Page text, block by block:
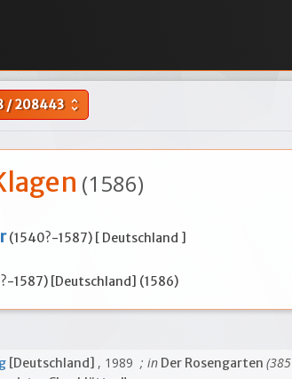
/208443 unfold_more
(1586)
(1540?-1587) [ Deutschland ]
1587) [Deutschland] (1586)
[Deutschland] , 1989 ; in Der Rosengarten